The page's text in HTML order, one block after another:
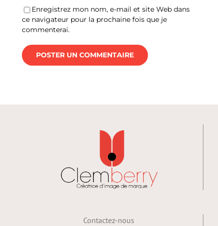
Enregistrez mon nom, e-mail et site Web dans
ce navigateur pour la prochaine fois que je
commenterai.
Contactez-nous